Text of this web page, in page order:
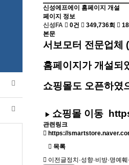
신성에프에이 홈페이지 개설
페이지 정보
신성FA
0건 349,736회
본문
서보모터 전문업체
홈페이지가 개설되
쇼핑몰도 오픈하였
▶ 쇼핑몰 이동
관련링크
https://
목록
이전글정치·성향·비방·명예